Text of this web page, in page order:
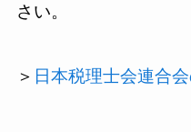
さい。
＞ 日本税理士会連合